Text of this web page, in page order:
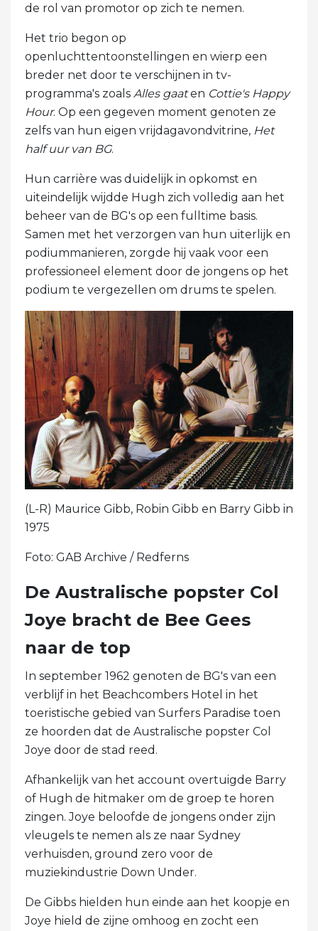
de rol van promotor op zich te nemen.
Het trio begon op
openluchttentoonstellingen en wierp een
breder net door te verschijnen in tv-
programma's zoals Alles gaaten Cottie's Happy
Hour. Op een gegeven moment genoten ze
zelfs van hun eigen vrijdagavondvitrine, Het
half uur van BG.
Hun carrière was duidelijk in opkomst en
uiteindelijk wijdde Hugh zich volledig aan het
beheer van de BG's op een fulltime basis.
Samen met het verzorgen van hun uiterlijk en
podiummanieren, zorgde hij vaak voor een
professioneel element door de jongens op het
podium te vergezellen om drums te spelen.
(L-R) Maurice Gibb, Robin Gibb en Barry Gibb in
1975
Foto: GAB Archive / Redferns
De Australische popster Col
Joye bracht de Bee Gees
naar de top
In september 1962 genoten de BG's van een
verblijf in het Beachcombers Hotel in het
toeristische gebied van Surfers Paradise toen
ze hoorden dat de Australische popster Col
Joye door de stad reed.
Afhankelijk van het account overtuigde Barry
of Hugh de hitmaker om de groep te horen
zingen. Joye beloofde de jongens onder zijn
vleugels te nemen als ze naar Sydney
verhuisden, ground zero voor de
muziekindustrie Down Under.
De Gibbs hielden hun einde aan het koopje en
Joye hield de zijne omhoog en zocht een